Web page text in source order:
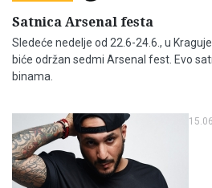
Satnica Arsenal festa
Sledeće nedelje od 22.6-24.6., u
biće održan sedmi Arsenal fest. Evo
binama.